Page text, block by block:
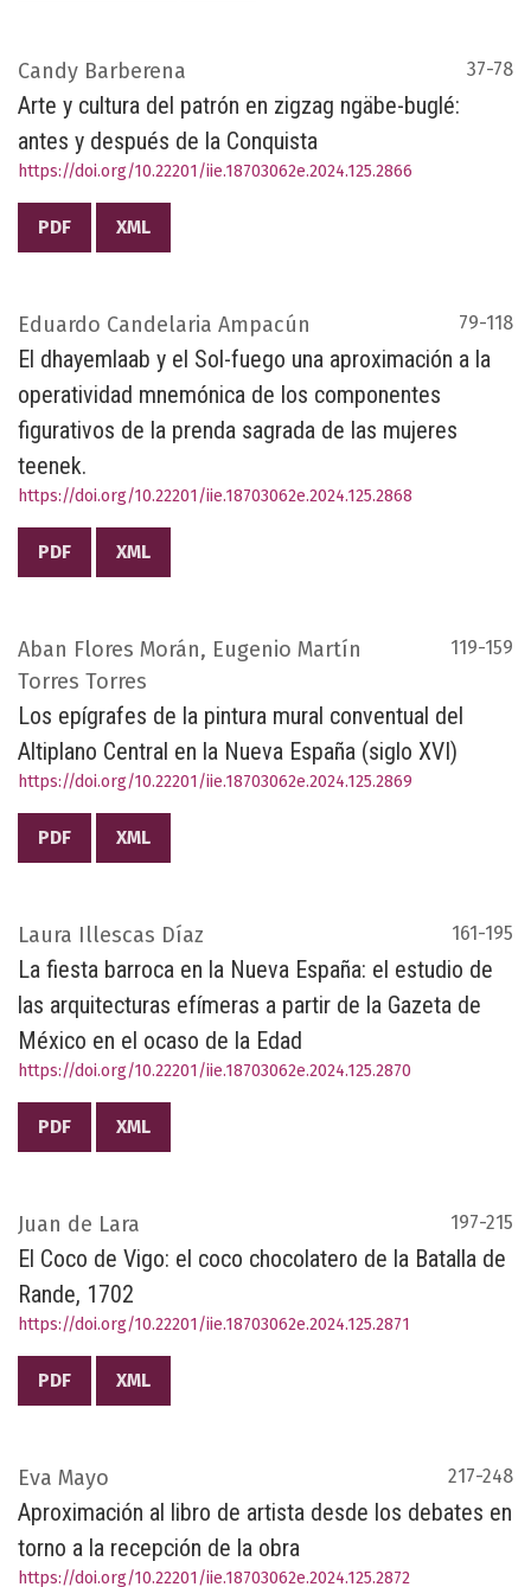
Candy Barberena 37-78
Arte y cultura del patrón en zigzag ngäbe-buglé:
antes y después de la Conquista
https://doi.org/10.22201/iie.18703062e.2024.125.2866
PDF XML
Eduardo Candelaria Ampacún 79-118
El dhayemlaab y el Sol-fuego una aproximación a la
operatividad mnemónica de los componentes
figurativos de la prenda sagrada de las mujeres
teenek.
https://doi.org/10.22201/iie.18703062e.2024.125.2868
PDF XML
Aban Flores Morán, Eugenio Martín
Torres Torres
119-159
Los epígrafes de la pintura mural conventual del
Altiplano Central en la Nueva España (siglo XVI)
https://doi.org/10.22201/iie.18703062e.2024.125.2869
PDF XML
Laura Illescas Díaz 161-195
La fiesta barroca en la Nueva España: el estudio de
las arquitecturas efímeras a partir de la Gazeta de
México en el ocaso de la Edad
https://doi.org/10.22201/iie.18703062e.2024.125.2870
PDF XML
Juan de Lara 197-215
El Coco de Vigo: el coco chocolatero de la Batalla de
Rande, 1702
https://doi.org/10.22201/iie.18703062e.2024.125.2871
PDF XML
Eva Mayo 217-248
Aproximación al libro de artista desde los debates en
torno a la recepción de la obra
https://doi.org/10.22201/iie.18703062e.2024.125.2872